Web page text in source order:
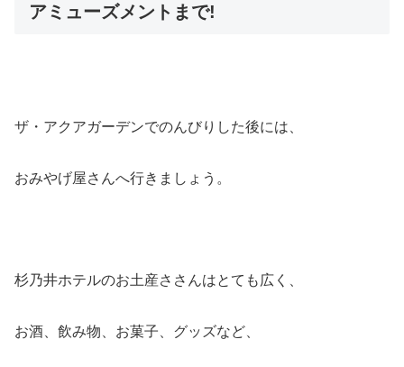
アミューズメントまで!
ザ・アクアガーデンでのんびりした後には、
おみやげ屋さんへ行きましょう。
杉乃井ホテルのお土産ささんはとても広く、
お酒、飲み物、お菓子、グッズなど、